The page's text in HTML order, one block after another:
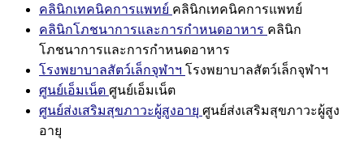
คลินิกเทคนิคการแพทย์ คลินิกเทคนิคการแพทย์
คลินิกโภชนาการและการกำหนดอาหาร คลินิก
โภชนาการและการกำหนดอาหาร
โรงพยาบาลสัตว์เล็กจุฬาฯ โรงพยาบาลสัตว์เล็กจุฬาฯ
ศูนย์เอ็มเน็ต ศูนย์เอ็มเน็ต
ศูนย์ส่งเสริมสุขภาวะผู้สูงอายุ ศูนย์ส่งเสริมสุขภาวะผู้สูง
อายุ